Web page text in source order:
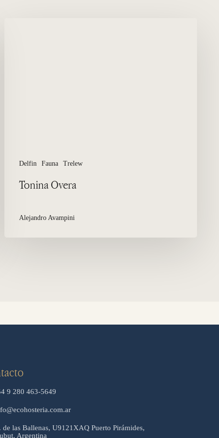
Delfin Fauna Trelew
Tonina Overa
Alejandro Avampini
9 280 463-5649
de las Ballenas, U9121XAQ Puerto Pirámides,
Argentina